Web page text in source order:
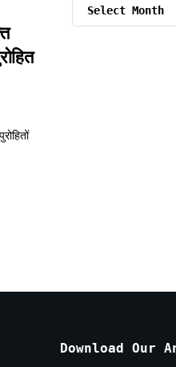
Download Our